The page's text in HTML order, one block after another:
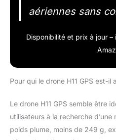
aériennes sans
Disponibilité et prix à jour
Pour qui le drone H11 GPS est-il
Le drone H11 GPS semble être
utilisateurs à la recherche
poids plume, moins de 249 g,